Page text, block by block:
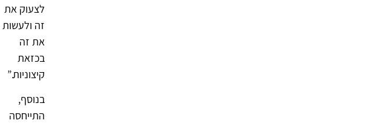
לצעוק את
זה ולעשות
את זה
בכזאת
קיצוניות.”
בנוסף,
התייחסה